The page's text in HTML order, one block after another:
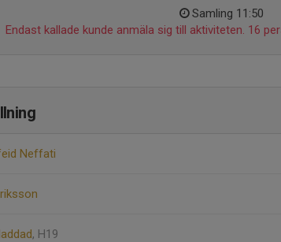
Samling 11:50
Endast kallade kunde anmäla sig till aktiviteten. 16
Neffati
, H19